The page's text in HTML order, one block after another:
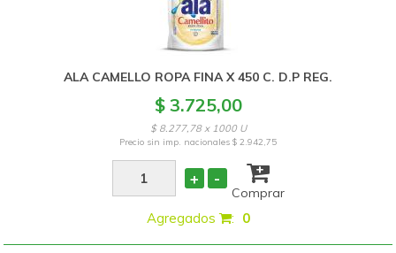
ALA CAMELLO ROPA FINA X 450 C. D.P REG.
$ 3.725,00
$ 8.277,78 x 1000 U
Precio sin imp. nacionales$ 2.942,75
+ -
Comprar
Agregados : 0